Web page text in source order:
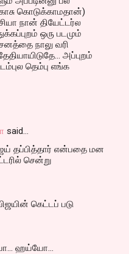
கொடுக்காமதான்)
நான் தியேட்டர்ல
ஒரு படமும்
நாலு வரி
அப்புறம்
தெம்பு எங்க
said…
தப்பித்தார் என்பதை மன
சென்று
கெட்டப் படு
ஹய்யோ...